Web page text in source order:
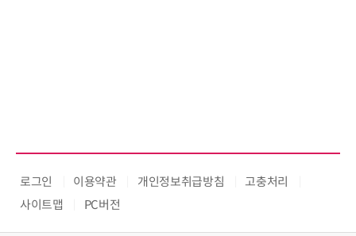
로그인 이용약관 개인정보취급방침
고충처리
사이트맵
PC버전